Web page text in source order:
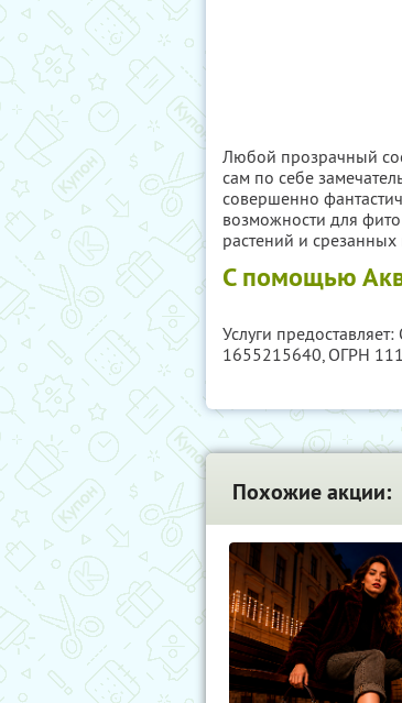
Любой прозрачный
сам по себе
совершенно
возможности для
растений и срезанных
С помощью
Услуги
1655215640, ОГРН
Похожие акции: